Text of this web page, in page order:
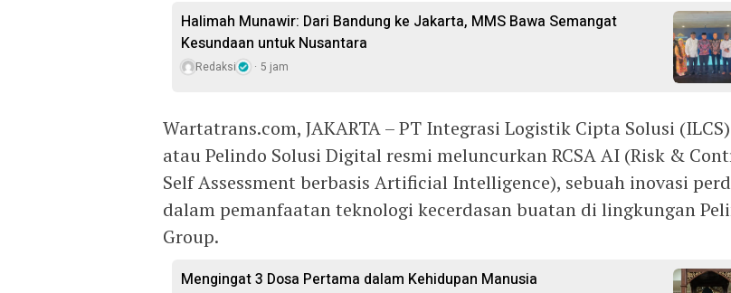
Halimah Munawir: Dari Bandung ke Jakarta, MMS Bawa Semangat
Kesundaan untuk Nusantara
Redaksi 5 jam
Wartatrans.com, JAKARTA – PT Integrasi Logistik Cipta Solusi (ILCS)
atau Pelindo Solusi Digital resmi meluncurkan RCSA AI (Risk &
Self Assessment berbasis Artificial Intelligence), sebuah inovasi
dalam pemanfaatan teknologi kecerdasan buatan di lingkungan
Group.
Mengingat 3 Dosa Pertama dalam Kehidupan Manusia